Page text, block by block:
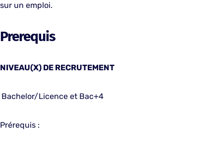
sur un emploi.
Prerequis
NIVEAU(X) DE RECRUTEMENT
Bachelor/Licence et Bac+4
Prérequis :